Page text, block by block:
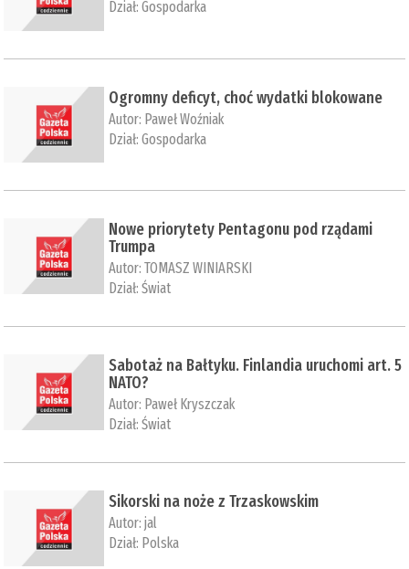
Dział:Gospodarka
Ogromny deficyt, choć wydatki blokowane
Autor: Paweł Woźniak
Dział:Gospodarka
Nowe priorytety Pentagonu pod rządami
Trumpa
Autor:TOMASZ WINIARSKI
Dział:Świat
Sabotaż na Bałtyku. Finlandia uruchomi art. 5
NATO?
Autor: Paweł Kryszczak
Dział:Świat
Sikorski na noże z Trzaskowskim
Autor:jal
Dział: Polska